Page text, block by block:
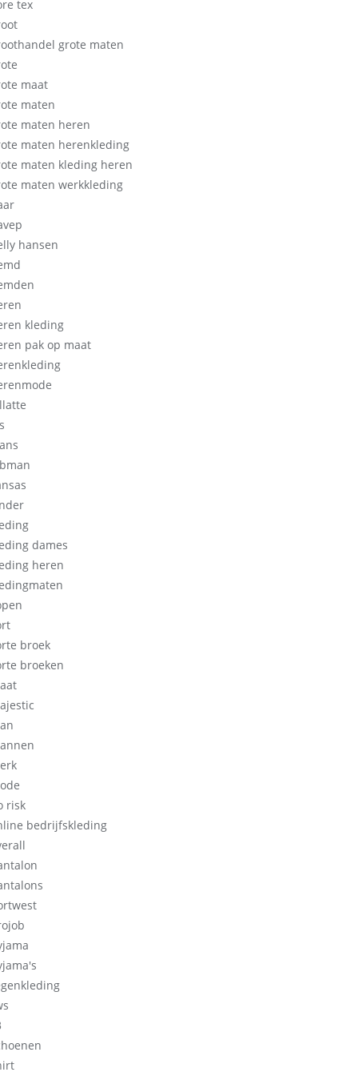
tex
grote maten
maat
maten
maten heren
maten herenkleding
maten kleding heren
maten werkkleding
hansen
kleding
pak op maat
dames
heren
broek
broeken
risk
bedrijfskleding